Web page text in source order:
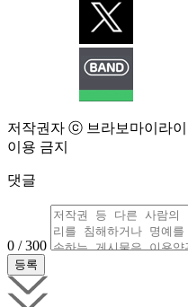
저작권자 ⓒ 브라보마이라
이용 금지
댓글
0 / 300